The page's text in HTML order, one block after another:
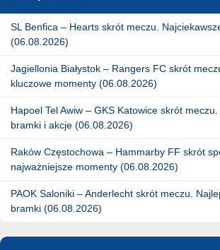
SL Benfica – Hearts skrót meczu.
(06.08.2026)
Jagiellonia Białystok – Rangers FC skrót
kluczowe momenty (06.08.2026)
Hapoel Tel Awiw – GKS Katowice skrót
bramki i akcje (06.08.2026)
Raków Częstochowa – Hammarby FF skrót
najważniejsze momenty (06.08.2026)
PAOK Saloniki – Anderlecht skrót meczu.
bramki (06.08.2026)